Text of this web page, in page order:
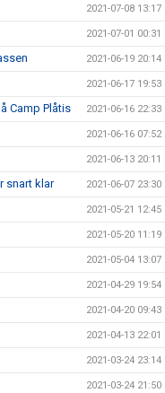
2021-07-08 13:17
2021-07-01 00:31
2021-06-19 20:14
2021-06-17 19:53
Camp Plåtis 2021-06-16 22:33
2021-06-16 07:52
2021-06-13 20:11
snart klar 2021-06-07 23:30
2021-05-21 12:45
2021-05-20 11:19
2021-05-04 13:07
2021-04-29 19:54
2021-04-20 09:43
2021-04-13 22:01
2021-03-24 23:14
2021-03-24 21:50